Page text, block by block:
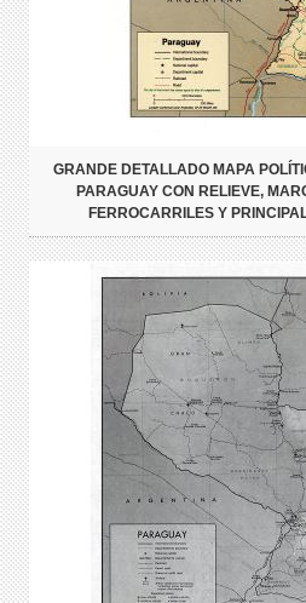
GRANDE DETALLADO MAPA
PARAGUAY CON RELIEVE,
FERROCARRILES Y